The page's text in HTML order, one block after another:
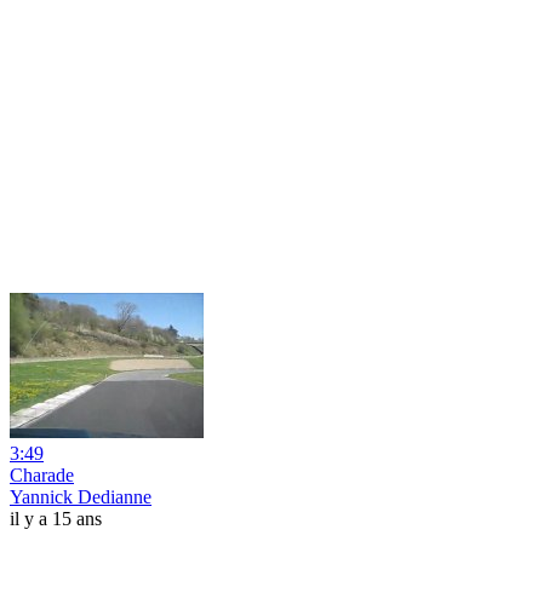
3:49
Charade
Yannick Dedianne
il y a 15 ans